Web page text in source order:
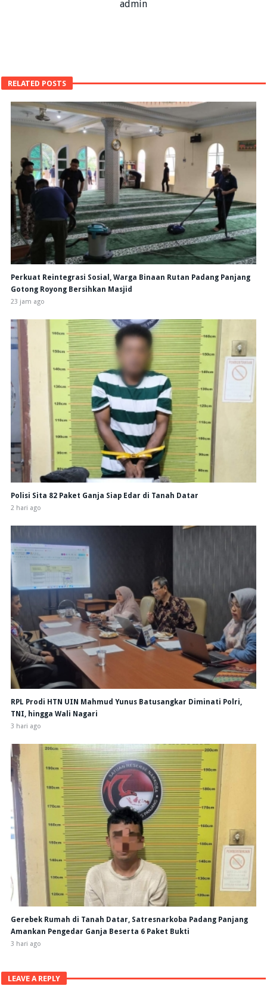
admin
RELATED POSTS
Perkuat Reintegrasi Sosial, Warga Binaan Rutan Padang Panjang
Gotong Royong Bersihkan Masjid
23 jam ago
Polisi Sita 82 Paket Ganja Siap Edar di Tanah Datar
2 hari ago
RPL Prodi HTN UIN Mahmud Yunus Batusangkar Diminati Polri,
TNI, hingga Wali Nagari
3 hari ago
Gerebek Rumah di Tanah Datar, Satresnarkoba Padang Panjang
Amankan Pengedar Ganja Beserta 6 Paket Bukti
3 hari ago
LEAVE A REPLY